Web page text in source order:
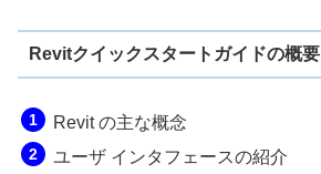
Revitクイックスタートガイドの概要
Revit の主な概念
ユーザ インタフェースの紹介